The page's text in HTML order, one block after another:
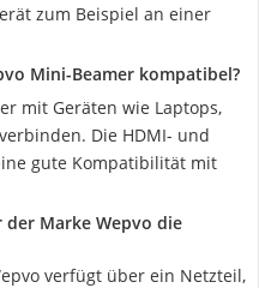
zum Beispiel an einer
Mini-Beamer kompatibel?
mit Geräten wie Laptops,
Die HDMI- und
gute Kompatibilität mit
Marke Wepvo die
verfügt über ein Netzteil,